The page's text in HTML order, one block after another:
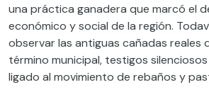
una práctica ganadera que marcó el
económico y social de la región.
observar las antiguas cañadas reales
término municipal, testigos
ligado al movimiento de rebaños y